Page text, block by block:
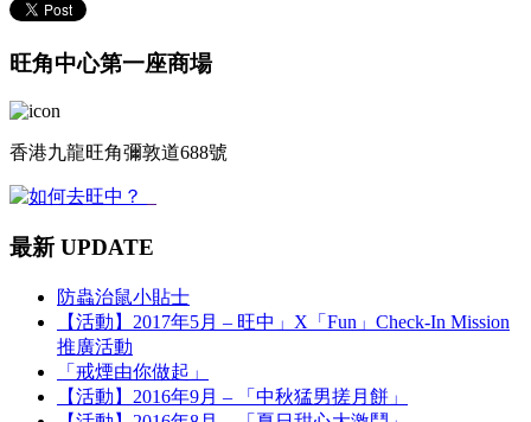
旺角中心第一座商場
香港九龍旺角彌敦道688號
最新 UPDATE
防蟲治鼠小貼士
【活動】2017年5月 – 旺中」X「Fun」Check-In Mission
推廣活動
「戒煙由你做起」
【活動】2016年9月 – 「中秋猛男搓月餅」